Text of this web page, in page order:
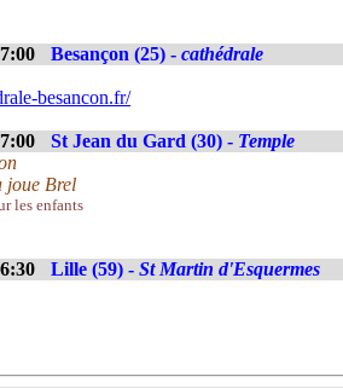
Besançon (25) - cathédrale
besancon.fr/
St Jean du Gard (30) - Temple
joue Brel
les enfants
Lille (59) - St Martin d'Esquermes